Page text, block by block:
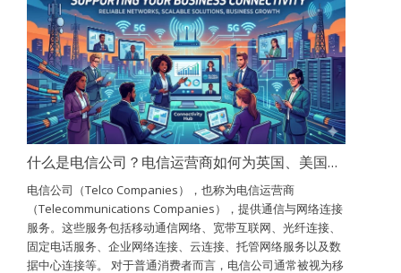
什么是电信公司？电信运营商如何为英国、美国和加拿大提供网络连接支持？
电信公司（Telco Companies），也称为电信运营商
（Telecommunications Companies），提供通信与网络连接
服务。这些服务包括移动通信网络、宽带互联网、光纤连接、
固定电话服务、企业网络连接、云连接、托管网络服务以及数
据中心连接等。 对于普通消费者而言，电信公司通常被视为移